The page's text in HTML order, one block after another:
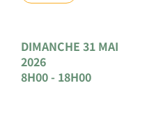
DIMANCHE 31 MAI
2026
8H00 - 18H00